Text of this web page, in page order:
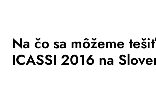
Na čo sa môžeme
ICASSI 2016 na